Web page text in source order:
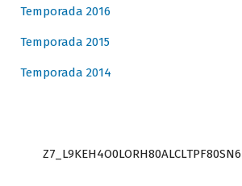
Temporada 2016
Temporada 2015
Temporada 2014
Z7_L9KEH4O0LORH80ALCLTPF80SN6